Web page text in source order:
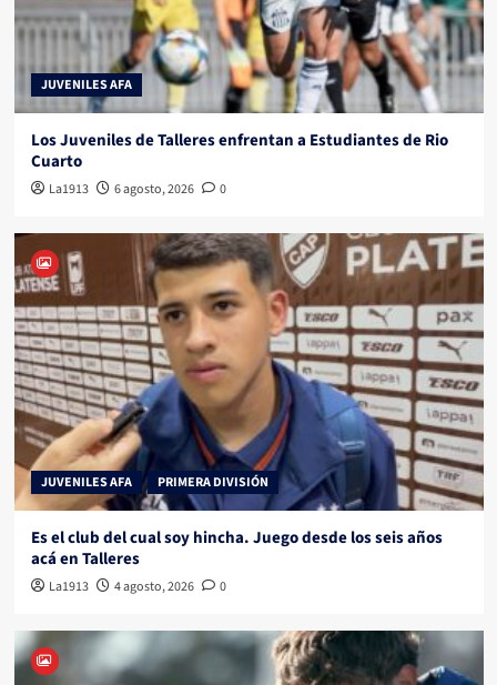
JUVENILES AFA
Los Juveniles de Talleres enfrentan a Estudiantes de Rio
Cuarto
La1913 6 agosto, 2026 0
JUVENILES AFA PRIMERA DIVISIÓN
Es el club del cual soy hincha. Juego desde los seis años
acá en Talleres
La1913 4 agosto, 2026 0